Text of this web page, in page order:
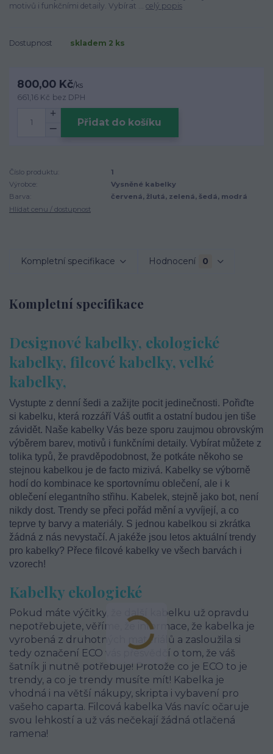
motivů i funkčními detaily. Vybírat ... celý popis
Dostupnost skladem 2 ks
800,00 Kč/ks
661,16 Kč bez DPH
Přidat do košíku
Číslo produktu:
1
Výrobce:
Vysněné kabelky
Barva:
červená, žlutá, zelená, šedá, modrá
Hlídat cenu / dostupnost
Kompletní specifikace Hodnocení 0
Kompletní specifikace
Designové kabelky, ekologické
kabelky, filcové kabelky, velké
kabelky,
Vystupte z denní šedi a zažijte pocit jedinečnosti. Pořiďte
si kabelku, která rozzáří Váš outfit a ostatní budou jen tiše
závidět. Naše kabelky Vás beze sporu zaujmou obrovským
výběrem barev, motivů i funkčními detaily. Vybírat můžete z
tolika typů, že pravděpodobnost, že potkáte někoho se
stejnou kabelkou je de facto mizivá. Kabelky se výborně
hodí do kombinace ke sportovnímu oblečení, ale i k
oblečení elegantního střihu. Kabelek, stejně jako bot, není
nikdy dost. Trendy se přeci pořád mění a vyvíjejí, a co
teprve ty barvy a materiály. S jednou kabelkou si zkrátka
žádná z nás nevystačí. A jakéže jsou letos aktuální trendy
pro kabelky? Přece filcové kabelky ve všech barvách i
vzorech!
Kabelky ekologické
Pokud máte výčitky, že další kabelku už opravdu
nepotřebujete, věříme, že informace, že kabelka je
vyrobená z druhotných materiálů a zasloužila si
tedy označení ECO vás přesvědčí o tom, že váš
šatník ji nutně potřebuje! Protože co je ECO to je
trendy, a co je trendy musíte mít! Kabelka je
vhodná i na větší nákupy, skripta i vybavení pro
vašeho caparta. Filcová kabelka Vás navíc očaruje
svou lehkostí a už vás nečekají žádná otlačená
ramena!